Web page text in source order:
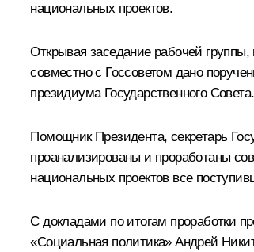
национальных проектов.
Открывая заседание рабочей
совместно с Госсоветом дано
президиума Государственного Совета.
Помощник Президента, секретарь
проанализированы и проработаны
национальных проектов все
С докладами по итогам проработки
«Социальная политика» Андрей